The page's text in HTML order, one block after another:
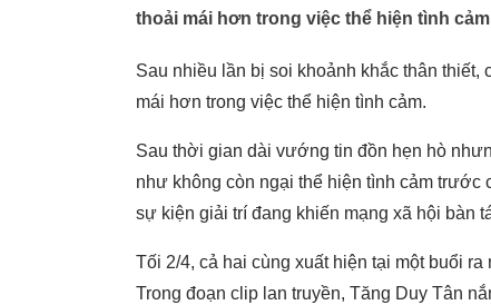
thoải mái hơn trong việc thể hiện tình
Sau nhiều lần bị soi khoảnh khắc thân thiết,
mái hơn trong việc thể hiện tình cảm.
Sau thời gian dài vướng tin đồn hẹn hò
như không còn ngại thể hiện tình cảm trước
sự kiện giải trí đang khiến mạng xã hội bàn
Tối 2/4, cả hai cùng xuất hiện tại một buổi
Trong đoạn clip lan truyền, Tăng Duy Tân